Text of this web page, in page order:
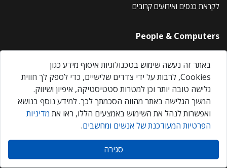
לקראת כנסים ואירועים קרובים
People & Computers
About Us
Privacy Policy
Contact Us
Our Events
אנשים ומחשבים © 2026 – כל הזכויות שמורות
באתר זה נעשה שימוש בטכנולוגיות איסוף מידע כגון
Cookies, לרבות על ידי צדדים שלישיים, כדי לספק לך חווית
גלישה טובה יותר וכן למטרות סטטיסטיקה, איפיון ושיווק.
המשך הגלישה באתר מהווה הסכמתך לכך. למידע נוסף בנושא
ואפשרות לנהל את השימוש באמצעים הללו, ראו את מדיניות
הפרטיות המעודכנת של אנשים ומחשבים.
סגירה